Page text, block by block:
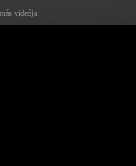
videója